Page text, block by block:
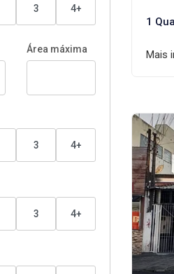
3 4+
Área máxima
3 4+
3 4+
1
Mais